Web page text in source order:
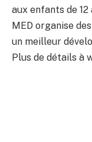
aux enfants de
MED organise
un meilleur
Plus de détails à